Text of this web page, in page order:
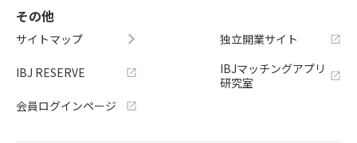
その他
サイトマップ
IBJ RESERVE
会員ログインページ
独立開業サイト
IBJマッチングアプリ
研究室